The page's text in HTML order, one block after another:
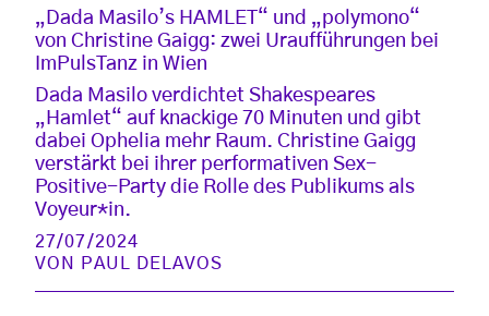
„Dada Masilo’s HAMLET“ und „polymono“
von Christine Gaigg: zwei Uraufführungen bei
ImPulsTanz in Wien
Dada Masilo verdichtet Shakespeares
„Hamlet“ auf knackige 70 Minuten und gibt
dabei Ophelia mehr Raum. Christine Gaigg
verstärkt bei ihrer performativen Sex-
Positive-Party die Rolle des Publikums als
Voyeur*in.
27/07/2024
VON
PAUL DELAVOS